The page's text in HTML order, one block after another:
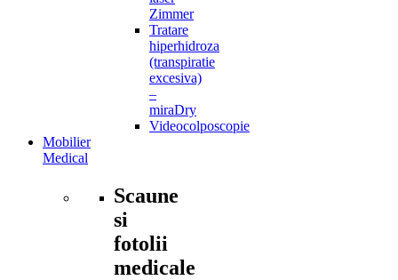
Zimmer
Tratare
hiperhidroza
(transpiratie
excesiva)
–
miraDry
Videocolposcopie
Mobilier
Medical
Scaune
si
fotolii
medicale